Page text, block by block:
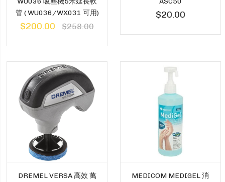
管 ( WU036/WX031 可用)
$200.00 $258.00
$20.00
DREMEL VERSA 高效 萬
MEDICOM MEDIGEL 消